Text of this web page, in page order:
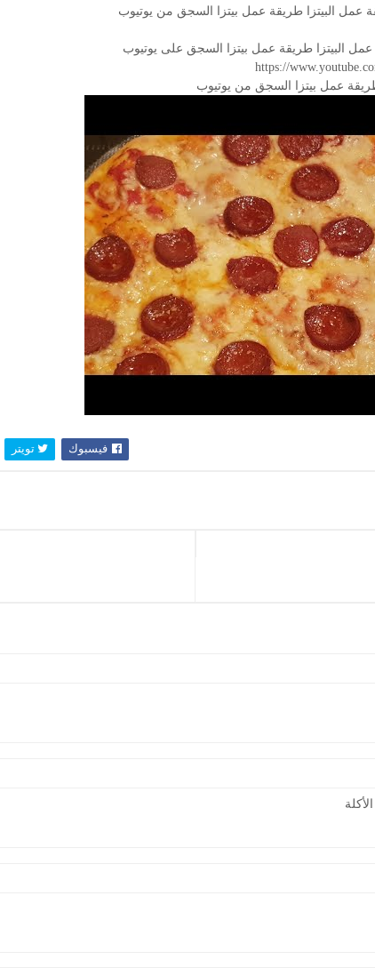
عمل البيتزا طريقة عمل بيتزا السجق من يوتيوب
البيتزا طريقة عمل بيتزا السجق على يوتيوب
https://
عمل بيتزا السجق من يوتيوب
فيسبوك تويتر